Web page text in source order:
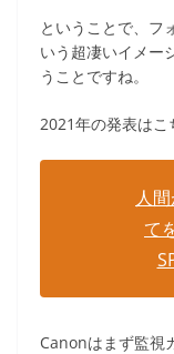
ということで、フ
いう超凄いイメー
うことですね。
2021年の発表はこ
人
て
Canonはまず監視